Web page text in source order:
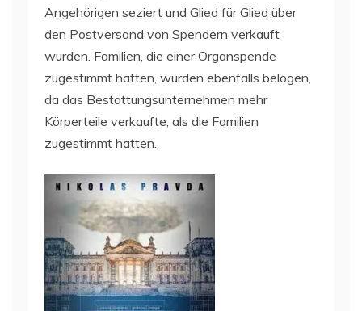
Angehörigen seziert und Glied für Glied über
den Postversand von Spendern verkauft
wurden. Familien, die einer Organspende
zugestimmt hatten, wurden ebenfalls belogen,
da das Bestattungsunternehmen mehr
Körperteile verkaufte, als die Familien
zugestimmt hatten.